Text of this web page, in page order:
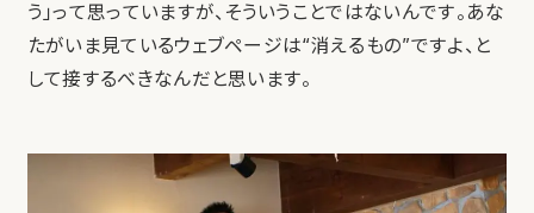
う」って思っていますが、そういうことではないんです。あな
たがいま見ているウェブページは“消えるもの”ですよ、と
して接するべきなんだと思います。